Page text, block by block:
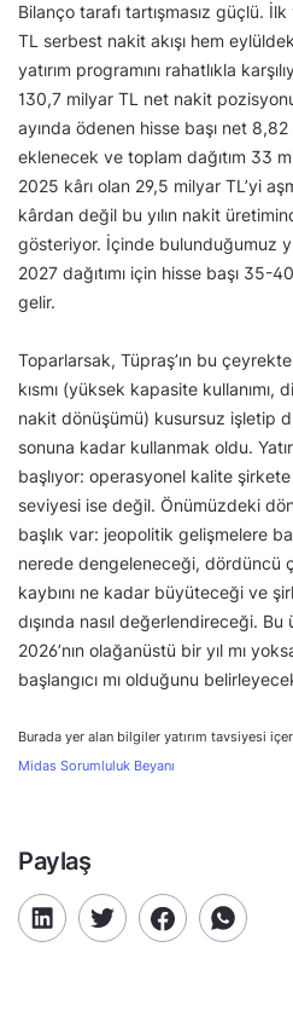
Bilanço tarafı tartışmasız güçlü.
TL serbest nakit akışı hem
yatırım programını rahatlıkla
130,7 milyar TL net nakit
ayında ödenen hisse başı net
eklenecek ve toplam dağıtım 33
2025 kârı olan 29,5 milyar TL’yi
kârdan değil bu yılın nakit
gösteriyor. İçinde bulunduğumuz
2027 dağıtımı için hisse başı 35-
gelir.
Toparlarsak, Tüpraş’ın bu
kısmı (yüksek kapasite kullanımı,
nakit dönüşümü) kusursuz işletip
sonuna kadar kullanmak oldu.
başlıyor: operasyonel kalite
seviyesi ise değil. Önümüzdeki
başlık var: jeopolitik gelişmelere
nerede dengeleneceği, dördüncü
kaybını ne kadar büyüteceği ve
dışında nasıl değerlendireceği.
2026’nın olağanüstü bir yıl mı
başlangıcı mı olduğunu
Burada yer alan bilgiler yatırım tavsiyesi
Midas Sorumluluk Beyanı
Paylaş